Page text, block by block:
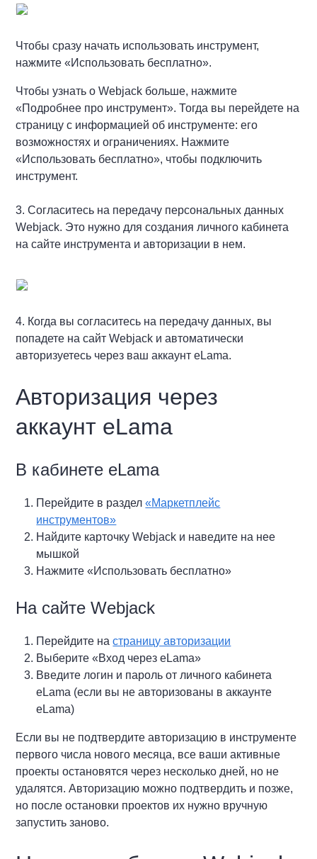
Чтобы сразу начать использовать инструмент,
нажмите «Использовать бесплатно».
Чтобы узнать о Webjack больше, нажмите
«Подробнее про инструмент». Тогда вы перейдете на
страницу с информацией об инструменте: его
возможностях и ограничениях. Нажмите
«Использовать бесплатно», чтобы подключить
инструмент.
3. Согласитесь на передачу персональных данных
Webjack. Это нужно для создания личного кабинета
на сайте инструмента и авторизации в нем.
4. Когда вы согласитесь на передачу данных, вы
попадете на сайт Webjack и автоматически
авторизуетесь через ваш аккаунт eLama.
Авторизация через
аккаунт eLama
В кабинете eLama
Перейдите в раздел«Маркетплейс
инструментов»
Найдите карточку Webjack и наведите на нее
мышкой
Нажмите «Использовать бесплатно»
На сайте Webjack
Перейдите настраницу авторизации
Выберите «Вход через eLama»
Введите логин и пароль от личного кабинета
eLama (если вы не авторизованы в аккаунте
eLama)
Если вы не подтвердите авторизацию в инструменте
первого числа нового месяца, все ваши активные
проекты остановятся через несколько дней, но не
удалятся. Авторизацию можно подтвердить и позже,
но после остановки проектов их нужно вручную
запустить заново.